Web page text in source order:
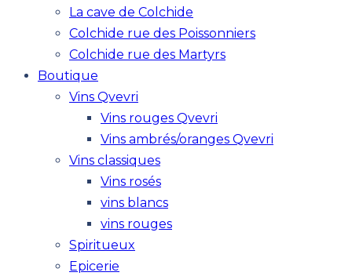
La cave de Colchide
Colchide rue des Poissonniers
Colchide rue des Martyrs
Boutique
Vins Qvevri
Vins rouges Qvevri
Vins ambrés/oranges Qvevri
Vins classiques
Vins rosés
vins blancs
vins rouges
Spiritueux
Epicerie